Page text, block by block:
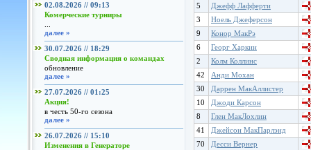
02.08.2026 // 09:13
Комерческие турниры
далее »
30.07.2026 // 18:29
Сводная информация о командах
обновление
далее »
27.07.2026 // 01:25
Акция!
в честь 50-го сезона
далее »
26.07.2026 // 15:10
Изменения в Генераторе
5
Джефф Лафферти
3
Ноель Джеферсон
9
Конор МакРэ
6
Георг Харкин
2
Колм Коллинс
42
Анди Мохан
30
Даррен МакАллистер
10
Джоди Карсон
8
Глен МакЛохлин
41
Джейсон МакПарлэнд
70
Десси Вернер